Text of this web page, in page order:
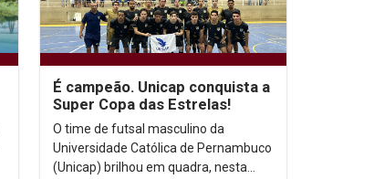
É campeão. Unicap conquista a
Super Copa das Estrelas!
O time de futsal masculino da
Universidade Católica de Pernambuco
(Unicap) brilhou em quadra, nesta